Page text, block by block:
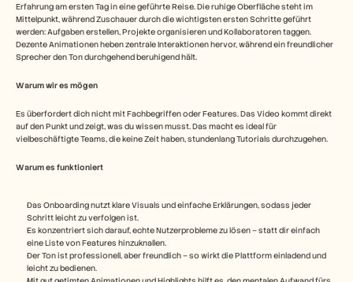
Erfahrung am ersten Tag in eine geführte Reise. Die ruhige Oberfläche steht im
Mittelpunkt, während Zuschauer durch die wichtigsten ersten Schritte geführt
werden: Aufgaben erstellen, Projekte organisieren und Kollaboratoren taggen.
Dezente Animationen heben zentrale Interaktionen hervor, während ein freundlicher
Sprecher den Ton durchgehend beruhigend hält.
Warum wir es mögen
Es überfordert dich nicht mit Fachbegriffen oder Features. Das Video kommt direkt
auf den Punkt und zeigt, was du wissen musst. Das macht es ideal für
vielbeschäftigte Teams, die keine Zeit haben, stundenlang Tutorials durchzugehen.
Warum es funktioniert
Das Onboarding nutzt klare Visuals und einfache Erklärungen, sodass jeder
Schritt leicht zu verfolgen ist.
Es konzentriert sich darauf, echte Nutzerprobleme zu lösen – statt dir einfach
eine Liste von Features hinzuknallen.
Der Ton ist professionell, aber freundlich – so wirkt die Plattform einladend und
leicht zu bedienen.